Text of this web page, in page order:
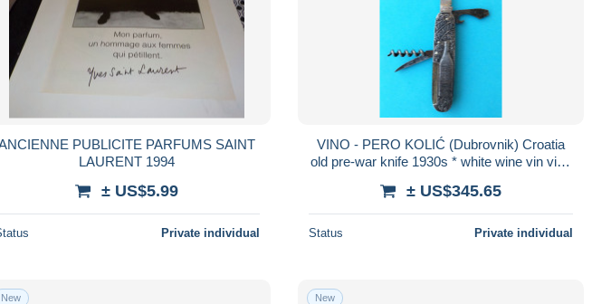
PUBLICITE PARFUMS SAINT
LAURENT 1994
± US$5.99
Private individual
VINO - PERO KOLIĆ (Dubrovnik) Croatia
old pre-war knife 1930s * white wine vin vino
± US$345.65
Status Private individual
New New